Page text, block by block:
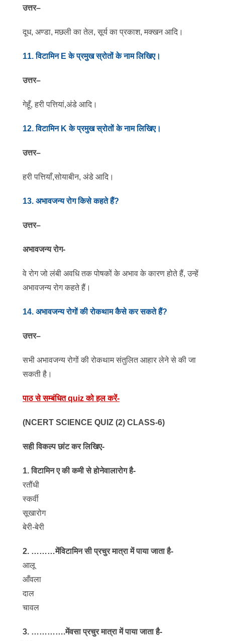
उत्तर–
दूध, अण्डा, मछली का तेल, सूर्य का प्रकाश, मक्खन आदि।
11. विटामिन E के प्रमुख स्रोतों के नाम लिखिए।
उत्तर–
गेहूँ, हरी पत्तियां,अंडे आदि।
12. विटामिन K के प्रमुख स्रोतों के नाम लिखिए।
उत्तर–
हरी पत्तियाँ,सोयाबीन, अंडे आदि।
13. अभावजन्य रोग किसे कहते हैं?
उत्तर–
अभावजन्य रोग-
वे रोग जो लंबी अवधि तक पोषकों के अभाव के कारण होते हैं, उन्हें
अभावजन्य रोग कहते हैं।
14. अभावजन्य रोगों की रोकथाम कैसे कर सकते हैं?
उत्तर–
सभी अभावजन्य रोगों की रोकथाम संतुलित आहार लेने से की जा
सकती है।
पाठ से सम्बंधितquiz को हल करें-
(NCERT SCIENCE QUIZ (2) CLASS-6)
सही विकल्प छांट कर लिखिए-
1. विटामिन ए की कमी से होनेवालारोग है-
रतौंधी
स्कर्वी
सूखारोग
बेरी-बेरी
2. ………मेंविटामिन सी प्रचुर मात्रा में पाया जाता है-
आलू
आँवला
दाल
चावल
3. ………….मेंवसा प्रचुर मात्रा में पाया जाता है-